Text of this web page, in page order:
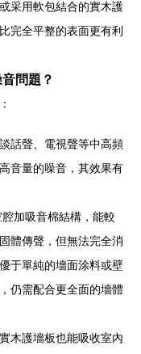
采用軟包結合的實木護
完全平整的表面更有利
問題？
話聲、電視聲等中高頻
音量的噪音，其效果有
腔加吸音棉結構，能較
體傳聲，但無法完全消
于單純的墻面涂料或壁
仍需配合更全面的墻體
木護墻板也能吸收室內